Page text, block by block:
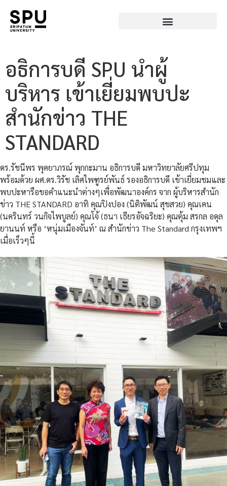
อธิการบดี SPU นำผู้
บริหาร เข้าเยี่ยมพบปะ
สำนักข่าว THE
STANDARD
ดร.รัชนีพร พุคยาภรณ์ พุกกะมาน อธิการบดี มหาวิทยาลัยศรีปทุม
พร้อมด้วย ผศ.ดร.วิรัช เลิศไพฑูรย์พันธ์ รองอธิการบดี เข้าเยี่ยมชมและ
พบปะหารือขอคำแนะนำต่างๆเพื่อพัฒนาองค์กร จาก ผู้บริหารสำนัก
ข่าว THE STANDARD อาทิ คุณปิงปอง (นิติพัฒน์ สุขสวย) คุณเคน
(นครินทร์ วนกิจไพบูลย์) คุณโจ้ (ธนา เธียรอัจฉริยะ) คุณตุ้ม สรกล อดุล
ยานนท์ หรือ ‘หนุ่มเมืองจันท์’ ณ สำนักข่าว The Standard กรุงเทพฯ
เมื่อเร็วๆนี้